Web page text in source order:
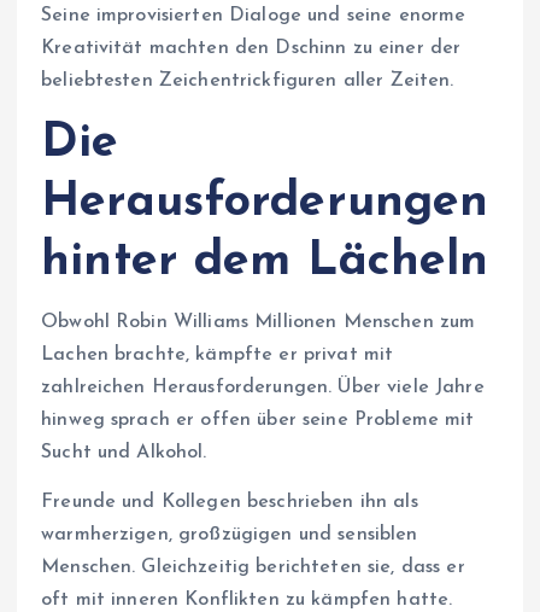
Seine improvisierten Dialoge und seine enorme
Kreativität machten den Dschinn zu einer der
beliebtesten Zeichentrickfiguren aller Zeiten.
Die
Herausforderungen
hinter dem Lächeln
Obwohl Robin Williams Millionen Menschen zum
Lachen brachte, kämpfte er privat mit
zahlreichen Herausforderungen. Über viele Jahre
hinweg sprach er offen über seine Probleme mit
Sucht und Alkohol.
Freunde und Kollegen beschrieben ihn als
warmherzigen, großzügigen und sensiblen
Menschen. Gleichzeitig berichteten sie, dass er
oft mit inneren Konflikten zu kämpfen hatte.